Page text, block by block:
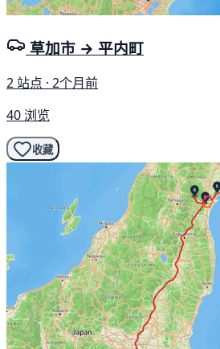
草加市 → 平内町
2 站点 · 2个月前
40 浏览
收藏